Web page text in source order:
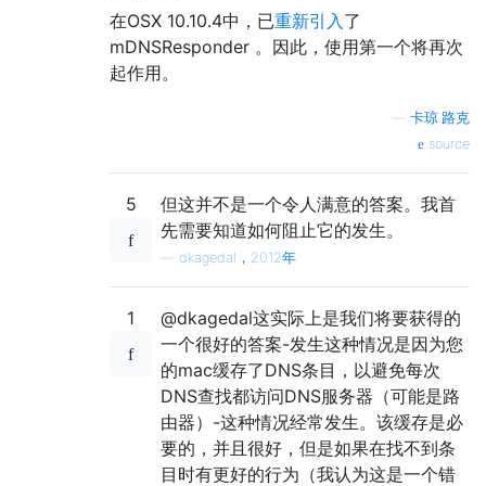
在OSX 10.10.4中，已重新引入 了
mDNSResponder 。因此，使用第一个将再次
起作用。
卡琼·路克
source
5
但这并不是一个令人满意的答案。我首
先需要知道如何阻止它的发生。
dkagedal，2012年
1
@dkagedal这实际上是我们将要获得的
一个很好的答案-发生这种情况是因为您
的mac缓存了DNS条目，以避免每次
DNS查找都访问DNS服务器（可能是路
由器）-这种情况经常发生。该缓存是必
要的，并且很好，但是如果在找不到条
目时有更好的行为（我认为这是一个错